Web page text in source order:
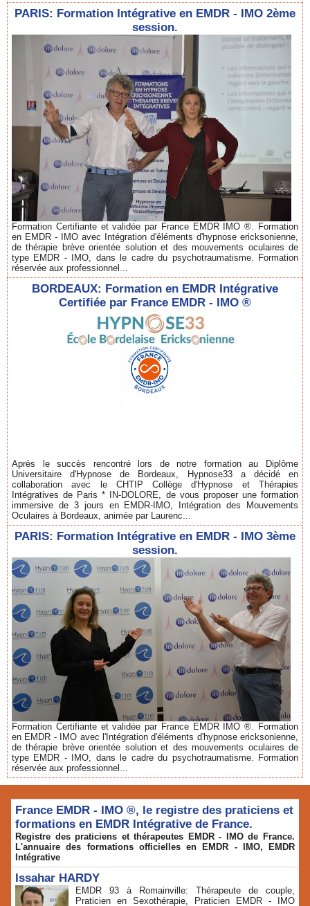
PARIS: Formation Intégrative en EMDR - IMO 2ème
session.
Formation Certifiante et validée par France EMDR IMO ®. Formation
en EMDR - IMO avec Intégration d'éléments d'hypnose ericksonienne,
de thérapie brève orientée solution et des mouvements oculaires de
type EMDR - IMO, dans le cadre du psychotraumatisme. Formation
réservée aux professionnel...
BORDEAUX: Formation en EMDR Intégrative
Certifiée par France EMDR - IMO ®
Après le succès rencontré lors de notre formation au Diplôme
Universitaire d'Hypnose de Bordeaux, Hypnose33 a décidé en
collaboration avec le CHTIP Collège d'Hypnose et Thérapies
Intégratives de Paris * IN-DOLORE, de vous proposer une formation
immersive de 3 jours en EMDR-IMO, Intégration des Mouvements
Oculaires à Bordeaux, animée par Laurenc...
PARIS: Formation Intégrative en EMDR - IMO 3ème
session.
Formation Certifiante et validée par France EMDR IMO ®. Formation
en EMDR - IMO avec l'Intégration d'éléments d'hypnose ericksonienne,
de thérapie brève orientée solution et des mouvements oculaires de
type EMDR - IMO, dans le cadre du psychotraumatisme. Formation
réservée aux professionnel...
France EMDR - IMO ®, le registre des praticiens et
formations en EMDR Intégrative de France.
Registre des praticiens et thérapeutes EMDR - IMO de France.
L'annuaire des formations officielles en EMDR - IMO, EMDR
Intégrative
Issahar HARDY
EMDR 93 à Romainville: Thérapeute de couple,
Praticien en Sexothérapie, Praticien EMDR - IMO